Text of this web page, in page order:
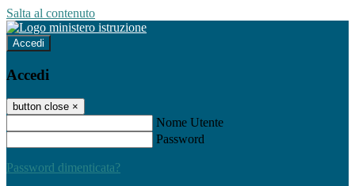
Salta al contenuto
Accedi
Accedi
button close ×
Nome Utente
Password
Password dimenticata?